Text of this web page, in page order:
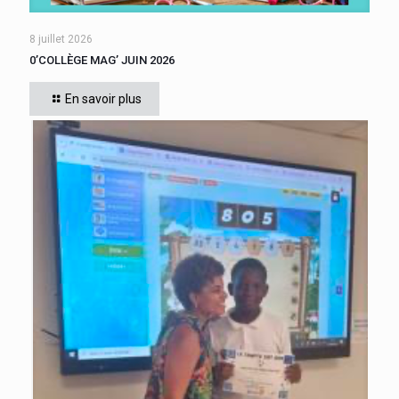
8 juillet 2026
0’COLLÈGE MAG’ JUIN 2026
En savoir plus